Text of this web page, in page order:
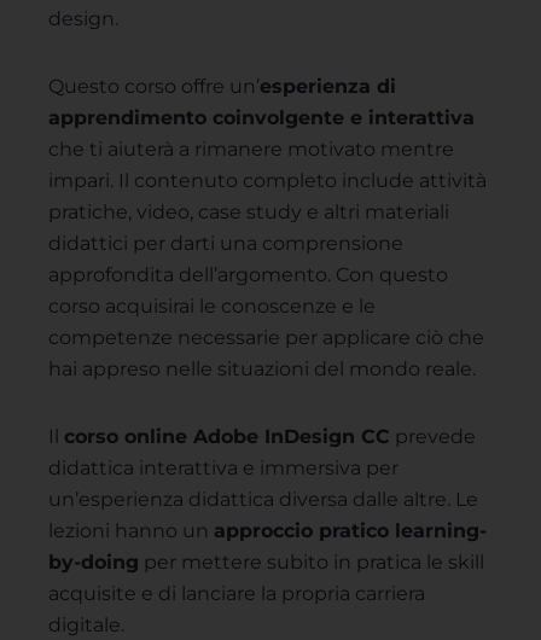
design.
Questo corso offre un’esperienza di
apprendimento coinvolgente e interattiva
che ti aiuterà a rimanere motivato mentre
impari. Il contenuto completo include attività
pratiche, video, case study e altri materiali
didattici per darti una comprensione
approfondita dell’argomento. Con questo
corso acquisirai le conoscenze e le
competenze necessarie per applicare ciò che
hai appreso nelle situazioni del mondo reale.
Il corso online Adobe InDesign CC prevede
didattica interattiva e immersiva per
un’esperienza didattica diversa dalle altre. Le
lezioni hanno un approccio pratico learning-
by-doing per mettere subito in pratica le skill
acquisite​ e di lanciare la propria carriera
digitale.